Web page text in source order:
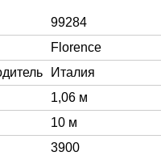
99284
Florence
Италия
1,06 м
10 м
3900